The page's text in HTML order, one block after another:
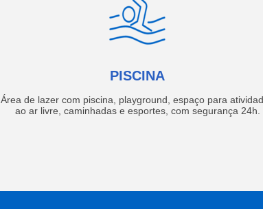
PISCINA
Área de lazer com piscina, playground, espaço para
ao ar livre, caminhadas e esportes, com segurança 24h.